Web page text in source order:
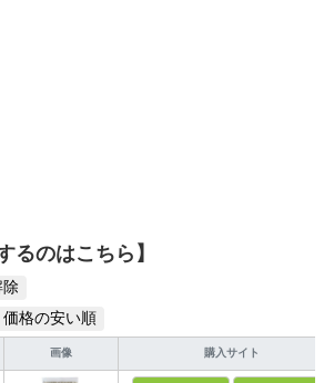
るのはこちら】
価格の安い順
画像 購入サイト